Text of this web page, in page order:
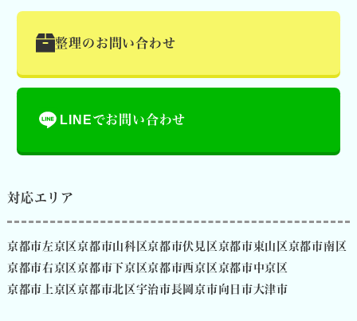
整理のお問い合わせ
LINEでお問い合わせ
対応エリア
京都市左京区京都市山科区京都市伏見区京都市東山区京都市南区
京都市右京区京都市下京区京都市西京区京都市中京区
京都市上京区京都市北区宇治市長岡京市向日市大津市